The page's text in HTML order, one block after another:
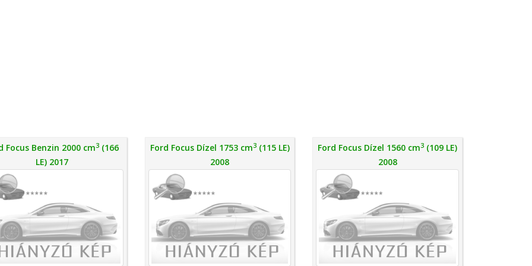
Focus Benzin 2000 cm3 (166
LE) 2017
Ford Focus Dízel 1753 cm3(115 LE)
2008
Ford Focus Dízel 1560 cm3 (109 LE)
2008